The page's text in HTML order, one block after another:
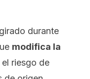
durante
modifica la
riesgo de